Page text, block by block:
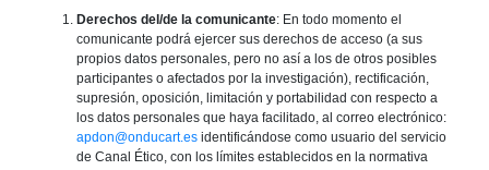
Derechos del/de la comunicante: En todo momento el
comunicante podrá ejercer sus derechos de acceso (a sus
propios datos personales, pero no así a los de otros posibles
participantes o afectados por la investigación), rectificación,
supresión, oposición, limitación y portabilidad con respecto a
los datos personales que haya facilitado, al correo electrónico:
apdon@onducart.es identificándose como usuario del servicio
de Canal Ético, con los límites establecidos en la normativa